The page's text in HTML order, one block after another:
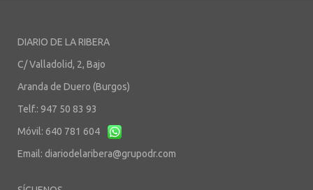
DIARIO DE LA RIBERA
C/ Valladolid, 2, Bajo
Aranda de Duero (Burgos)
Telf.: 947 50 83 93
Móvil: 640 781 604
Email: diariodelaribera@grupodr.com